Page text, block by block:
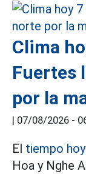
Clima
Fuertes
por la
| 07/08/2026 -
El tiempo hoy
Hoa y Nghe